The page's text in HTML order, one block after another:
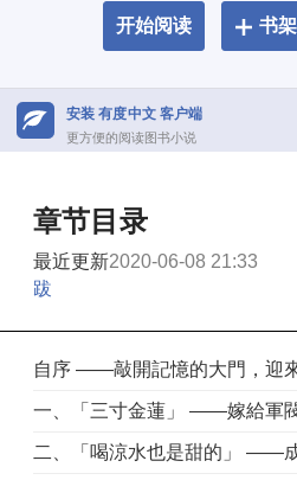
开始阅读 书架
安装 有度中文 客户端
更方便的阅读图书小说
章节目录
最近更新2020-06-08 21:33
跋
自序 ——敲開記憶的大門，迎